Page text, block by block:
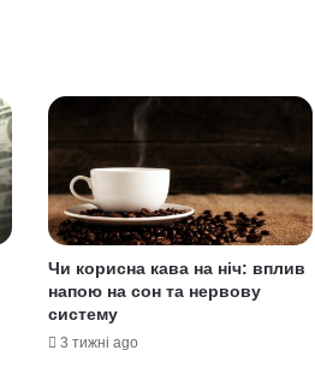
наприкінці липня: аграрії назвали
найефективніші культури
Чому кіберспорт впливає на сучасний
світ: розвиток технологій, культури та
економіки
Найкращі знижки у АТБ 22–23 липня:
товари тижня і акції для заощадження
Чи корисна кава на ніч: вплив
напою на сон та нервову
систему
3 тижні ago